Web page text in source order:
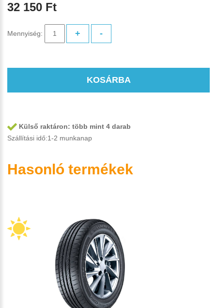
32 150 Ft
Mennyiség: + -
KOSÁRBA
Külső raktáron: több mint 4 darab
Szállítási idő:1-2 munkanap
Hasonló termékek